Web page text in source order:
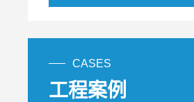
CASES
工程案例